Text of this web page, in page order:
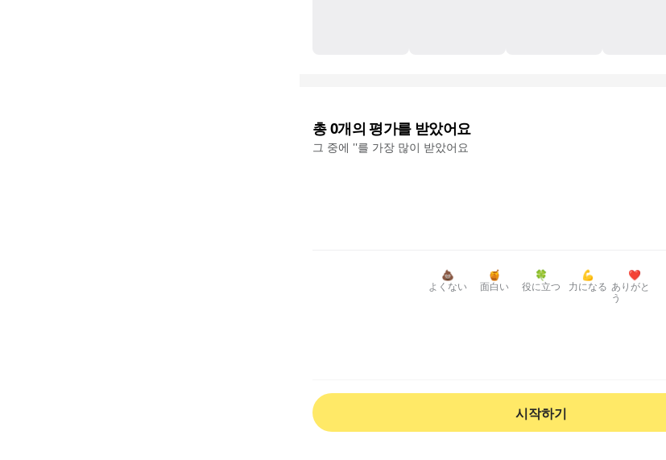
총0개의 평가를 받았어요
그 중에 ''를 가장 많이 받았어요
💩
よくない
🍯
面白い
🍀
役に立つ
💪
力になる
❤️
ありがと
う
시작하기